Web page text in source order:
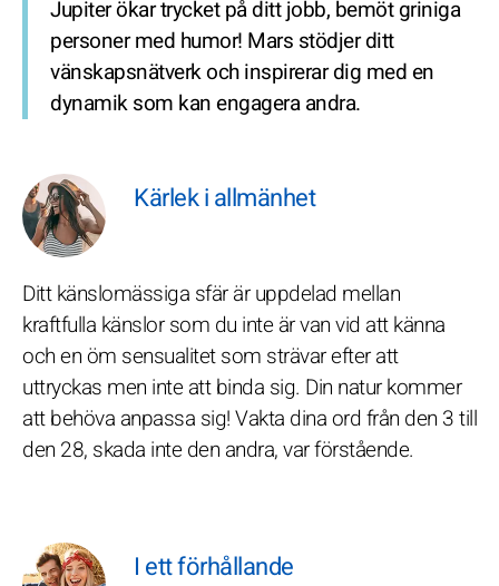
Jupiter ökar trycket på ditt jobb, bemöt griniga
personer med humor! Mars stödjer ditt
vänskapsnätverk och inspirerar dig med en
dynamik som kan engagera andra.
Kärlek i allmänhet
Ditt känslomässiga sfär är uppdelad mellan
kraftfulla känslor som du inte är van vid att känna
och en öm sensualitet som strävar efter att
uttryckas men inte att binda sig. Din natur kommer
att behöva anpassa sig! Vakta dina ord från den 3 till
den 28, skada inte den andra, var förstående.
I ett förhållande